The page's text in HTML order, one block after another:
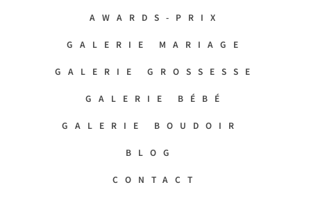
AWARDS-PRIX
GALERIE MARIAGE
GALERIE GROSSESSE
GALERIE BÉBÉ
GALERIE BOUDOIR
BLOG
CONTACT